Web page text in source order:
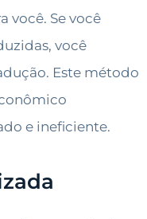
você. Se você
você
Este método
e ineficiente.